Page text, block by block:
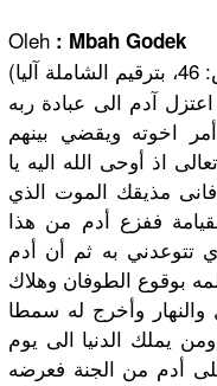
Oleh : Mbah Godek
آدم الى عبادة ربه
اخوته ويقضي بينهم
اذ أوحى الله اليه يا
مذيقك الموت الذي
ففزع أدم من هذا
تتوعدني به ثم أن أدم
بوقوع الطوفان وهلاك
والنهار وأخرج له سمطا
يملك الدنيا الى يوم
أدم من الجنة فعرضه